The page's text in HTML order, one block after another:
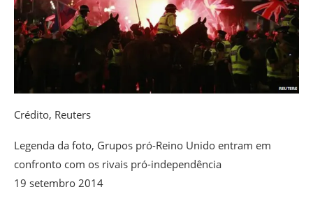
Crédito, Reuters
Legenda da foto, Grupos pró-Reino Unido entram em
confronto com os rivais pró-independência
19 setembro 2014